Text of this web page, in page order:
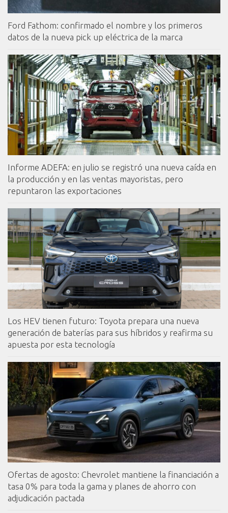
Ford Fathom: confirmado el nombre y los primeros
datos de la nueva pick up eléctrica de la marca
Informe ADEFA: en julio se registró una nueva caída en
la producción y en las ventas mayoristas, pero
repuntaron las exportaciones
Los HEV tienen futuro: Toyota prepara una nueva
generación de baterías para sus híbridos y reafirma su
apuesta por esta tecnología
Ofertas de agosto: Chevrolet mantiene la financiación a
tasa 0% para toda la gama y planes de ahorro con
adjudicación pactada